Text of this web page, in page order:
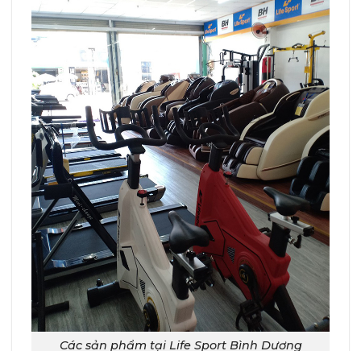
Các sản phẩm tại Life Sport Bình Dương